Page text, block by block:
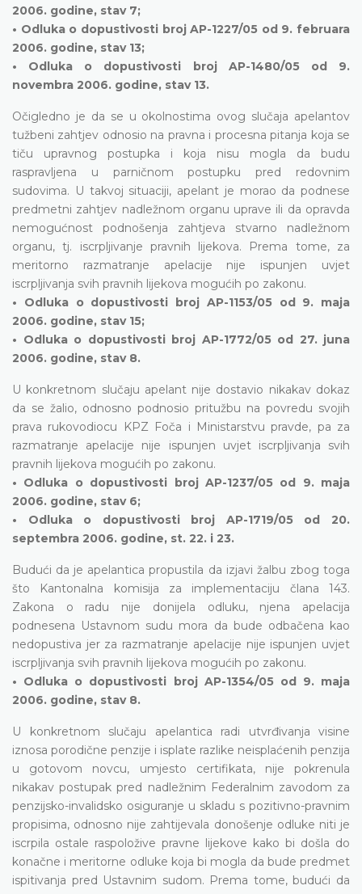
2006. godine, stav 7;
• Odluka o dopustivosti broj AP-1227/05 od 9. februara
2006. godine, stav 13;
• Odluka o dopustivosti broj AP-1480/05 od 9.
novembra 2006. godine, stav 13.
Očigledno je da se u okolnostima ovog slučaja apelantov
tužbeni zahtjev odnosio na pravna i procesna pitanja koja se
tiču upravnog postupka i koja nisu mogla da budu
raspravljena u parničnom postupku pred redovnim
sudovima. U takvoj situaciji, apelant je morao da podnese
predmetni zahtjev nadležnom organu uprave ili da opravda
nemogućnost podnošenja zahtjeva stvarno nadležnom
organu, tj. iscrpljivanje pravnih lijekova. Prema tome, za
meritorno razmatranje apelacije nije ispunjen uvjet
iscrpljivanja svih pravnih lijekova mogućih po zakonu.
• Odluka o dopustivosti broj AP-1153/05 od 9. maja
2006. godine, stav 15;
• Odluka o dopustivosti broj AP-1772/05 od 27. juna
2006. godine, stav 8.
U konkretnom slučaju apelant nije dostavio nikakav dokaz
da se žalio, odnosno podnosio pritužbu na povredu svojih
prava rukovodiocu KPZ Foča i Ministarstvu pravde, pa za
razmatranje apelacije nije ispunjen uvjet iscrpljivanja svih
pravnih lijekova mogućih po zakonu.
• Odluka o dopustivosti broj AP-1237/05 od 9. maja
2006. godine, stav 6;
• Odluka o dopustivosti broj AP-1719/05 od 20.
septembra 2006. godine, st. 22. i 23.
Budući da je apelantica propustila da izjavi žalbu zbog toga
što Kantonalna komisija za implementaciju člana 143.
Zakona o radu nije donijela odluku, njena apelacija
podnesena Ustavnom sudu mora da bude odbačena kao
nedopustiva jer za razmatranje apelacije nije ispunjen uvjet
iscrpljivanja svih pravnih lijekova mogućih po zakonu.
• Odluka o dopustivosti broj AP-1354/05 od 9. maja
2006. godine, stav 8.
U konkretnom slučaju apelantica radi utvrđivanja visine
iznosa porodične penzije i isplate razlike neisplaćenih penzija
u gotovom novcu, umjesto certifikata, nije pokrenula
nikakav postupak pred nadležnim Federalnim zavodom za
penzijsko-invalidsko osiguranje u skladu s pozitivno-pravnim
propisima, odnosno nije zahtijevala donošenje odluke niti je
iscrpila ostale raspoložive pravne lijekove kako bi došla do
konačne i meritorne odluke koja bi mogla da bude predmet
ispitivanja pred Ustavnim sudom. Prema tome, budući da